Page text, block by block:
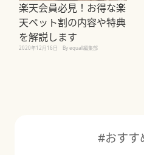
楽天会員必見！お得な楽
天ペット割の内容や特典
を解説します
2020年12月16日 By equall編集部
#おすす